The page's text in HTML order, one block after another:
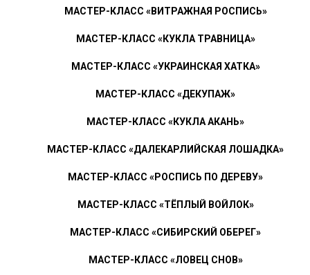
МАСТЕР-КЛАСС «ВИТРАЖНАЯ РОСПИСЬ»
МАСТЕР-КЛАСС «КУКЛА ТРАВНИЦА»
МАСТЕР-КЛАСС «УКРАИНСКАЯ ХАТКА»
МАСТЕР-КЛАСС «ДЕКУПАЖ»
МАСТЕР-КЛАСС «КУКЛА АКАНЬ»
МАСТЕР-КЛАСС «ДАЛЕКАРЛИЙСКАЯ ЛОШАДКА»
МАСТЕР-КЛАСС «РОСПИСЬ ПО ДЕРЕВУ»
МАСТЕР-КЛАСС «ТЁПЛЫЙ ВОЙЛОК»
МАСТЕР-КЛАСС «СИБИРСКИЙ ОБЕРЕГ»
МАСТЕР-КЛАСС «ЛОВЕЦ СНОВ»